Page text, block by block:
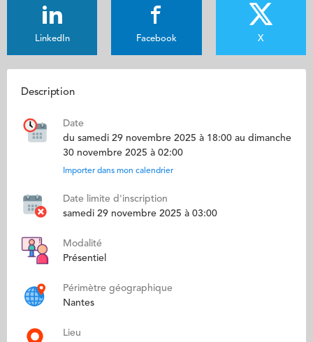
LinkedIn Facebook X
Description
Date
du samedi 29 novembre 2025 à 18:00 au dimanche
30 novembre 2025 à 02:00
Importer dans mon calendrier
Date limite d'inscription
samedi 29 novembre 2025 à 03:00
Modalité
Présentiel
Périmètre géographique
Nantes
Lieu